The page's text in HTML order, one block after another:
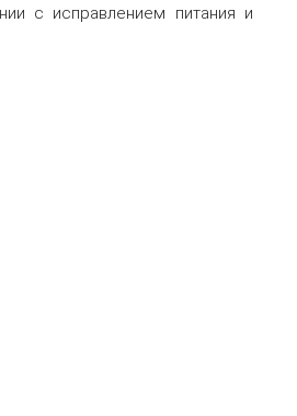
с исправлением питания и